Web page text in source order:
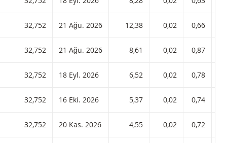
ISIN koduyla:
32,752 21 Ağu. 2026 12,38 0,02 0,66
ISIN koduyla:
32,752 21 Ağu. 2026 8,61 0,02 0,87
ISIN koduyla:
32,752 18 Eyl. 2026 6,52 0,02 0,78
ISIN koduyla:
32,752 16 Eki. 2026 5,37 0,02 0,74
ISIN koduyla:
32,752 20 Kas. 2026 4,55 0,02 0,72